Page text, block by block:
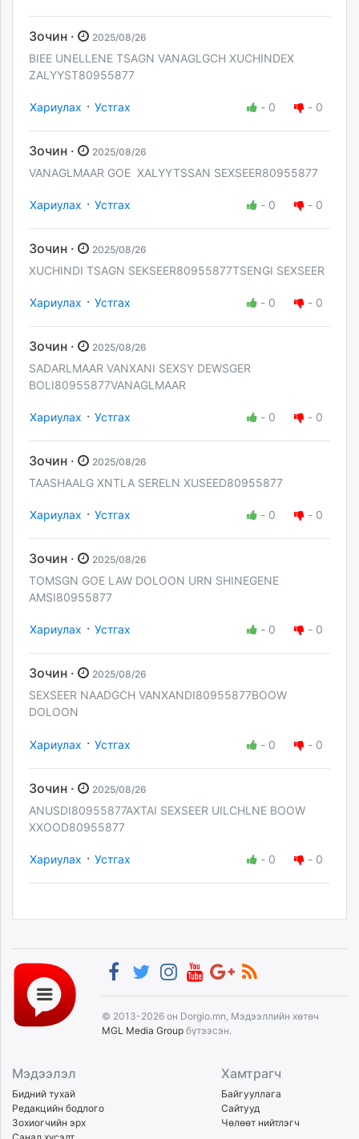
Зочин · 2025/08/26
BIEE UNELLENE TSAGN VANAGLGCH XUCHINDEX
ZALYYST80955877
Хариулах · Устгах - 0 - 0
Зочин · 2025/08/26
VANAGLMAAR GOE XALYYTSSAN SEXSEER80955877
Хариулах · Устгах - 0 - 0
Зочин · 2025/08/26
XUCHINDI TSAGN SEKSEER80955877TSENGI SEXSEER
Хариулах · Устгах - 0 - 0
Зочин · 2025/08/26
SADARLMAAR VANXANI SEXSY DEWSGER
BOLI80955877VANAGLMAAR
Хариулах · Устгах - 0 - 0
Зочин · 2025/08/26
TAASHAALG XNTLA SERELN XUSEED80955877
Хариулах · Устгах - 0 - 0
Зочин · 2025/08/26
TOMSGN GOE LAW DOLOON URN SHINEGENE
AMSI80955877
Хариулах · Устгах - 0 - 0
Зочин · 2025/08/26
SEXSEER NAADGCH VANXANDI80955877BOOW
DOLOON
Хариулах · Устгах - 0 - 0
Зочин · 2025/08/26
ANUSDI80955877AXTAI SEXSEER UILCHLNE BOOW
XXOOD80955877
Хариулах · Устгах - 0 - 0
© 2013-2026 он Dorgio.mn, Мэдээллийн хөтөч
MGL Media Group бүтээсэн.
Мэдээлэл
Бидний тухай
Редакцийн бодлого
Зохиогчийн эрх
Хамтрагч
Байгууллага
Сайтууд
Чөлөөт нийтлэгч